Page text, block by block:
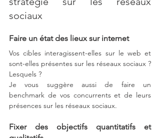
sociaux
Faire un état des lieux sur internet
Vos cibles interagissent-elles sur le web et
sont-elles présentes sur les réseaux sociaux ?
Lesquels ?
Je vous suggère aussi de faire un
benchmark de vos concurrents et de leurs
présences sur les réseaux sociaux.
Fixer des objectifs quantitatifs et